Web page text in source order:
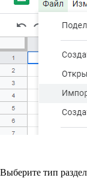
Выберите тип